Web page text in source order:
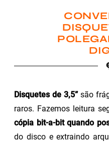
Disquetes de 3,5”são
raros. Fazemos leitura
cópia bit-a-bit quando
do disco e extraindo